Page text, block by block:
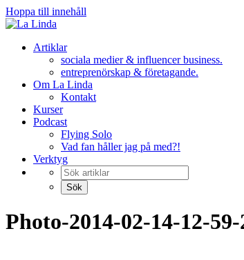
Hoppa till innehåll
Artiklar
sociala medier & influencer business.
entreprenörskap & företagande.
Om La Linda
Kontakt
Kurser
Podcast
Flying Solo
Vad fan håller jag på med?!
Verktyg
Photo-2014-02-14-12-59-